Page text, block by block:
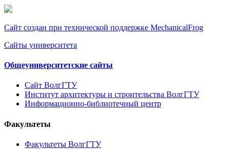
Сайт создан при технической поддержке MechanicalFrog
Сайты университета
Общеуниверситетские сайты
Сайт ВолгГТУ
Институт архитектуры и строительства ВолгГТУ
Информационно-библиотечный центр
Факультеты
Факультеты ВолгГТУ